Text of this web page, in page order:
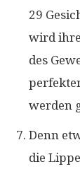
29
wird
des
werden
Denn
die